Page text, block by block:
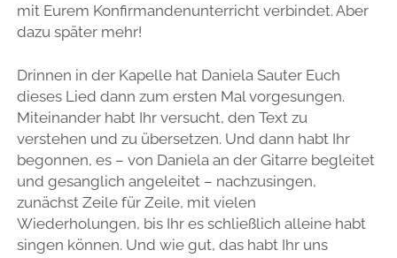
mit Eurem Konfirmandenunterricht verbindet. Aber
dazu später mehr!
Drinnen in der Kapelle hat Daniela Sauter Euch
dieses Lied dann zum ersten Mal vorgesungen.
Miteinander habt Ihr versucht, den Text zu
verstehen und zu übersetzen. Und dann habt Ihr
begonnen, es – von Daniela an der Gitarre begleitet
und gesanglich angeleitet – nachzusingen,
zunächst Zeile für Zeile, mit vielen
Wiederholungen, bis Ihr es schließlich alleine habt
singen können. Und wie gut, das habt Ihr uns